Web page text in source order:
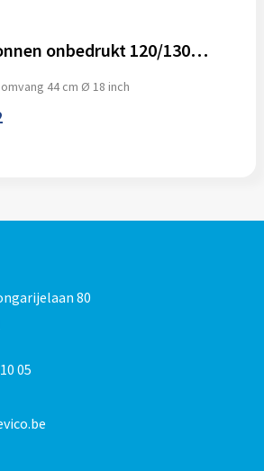
Punchballonnen onbedrukt 120/130 cm - Ø 44 cm - 18 inch
44 cm Ø 18 inch
80
05